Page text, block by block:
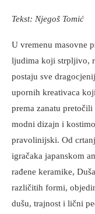
Tekst: Njegoš Tomić
U vremenu masovne
ljudima koji strpljivo,
postaju sve
upornih kreativaca
prema zanatu
modni dizajn i
pravolinijski. Od
igračaka japanskom
rađene keramike,
različitih formi,
dušu, trajnost i lični